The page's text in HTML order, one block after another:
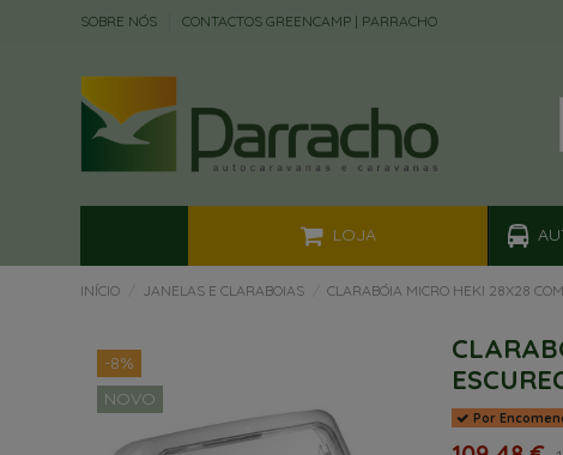
SOBRE NÓS CONTACTOS GREENCAMP | PARRACHO
LOJA
INÍCIO JANELAS E CLARABOIAS CLARABÓIA MICRO HEKI 28X28
-8%
NOVO
Por